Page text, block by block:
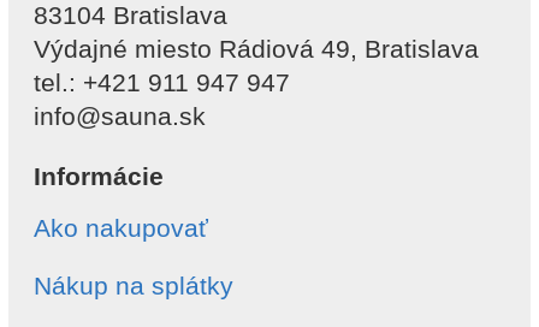
83104 Bratislava
Výdajné miesto Rádiová 49, Bratislava
tel.: +421 911 947 947
info@sauna.sk
Informácie
Ako nakupovať
Nákup na splátky